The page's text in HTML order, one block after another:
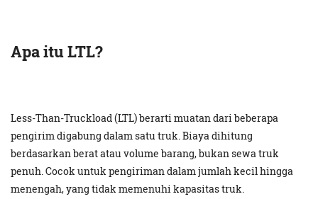
Apa itu LTL?
Less-Than-Truckload (LTL) berarti muatan dari beberapa
pengirim digabung dalam satu truk. Biaya dihitung
berdasarkan berat atau volume barang, bukan sewa truk
penuh. Cocok untuk pengiriman dalam jumlah kecil hingga
menengah, yang tidak memenuhi kapasitas truk.